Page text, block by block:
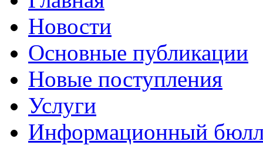
Новости
Основные публикации
Новые поступления
Услуги
Информационный